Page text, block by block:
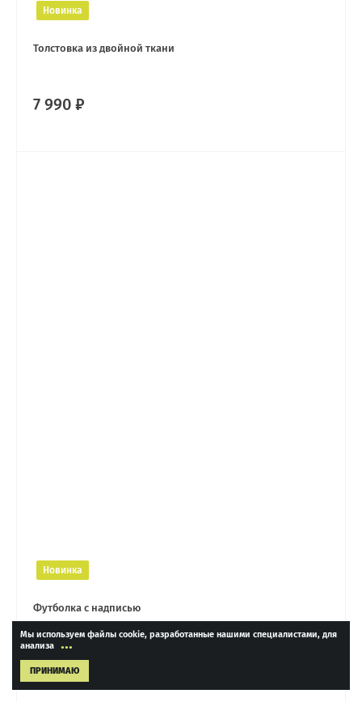
Новинка
Толстовка из двойной ткани
7 990 ₽
Новинка
Футболка с надписью
4 690 ₽
Мы используем файлы cookie, разработанные нашими специалистами, для
анализа
...
ПРИНИМАЮ